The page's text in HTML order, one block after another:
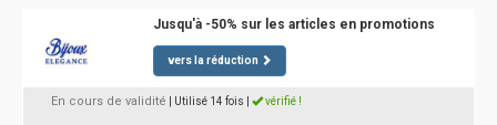
Jusqu'à -50% sur les articles en promotions
vers la réduction
En cours de validité | Utilisé 14 fois vérifié !